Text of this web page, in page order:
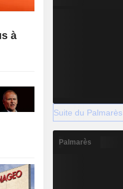
à
Suite du Palmarès
Palmarès